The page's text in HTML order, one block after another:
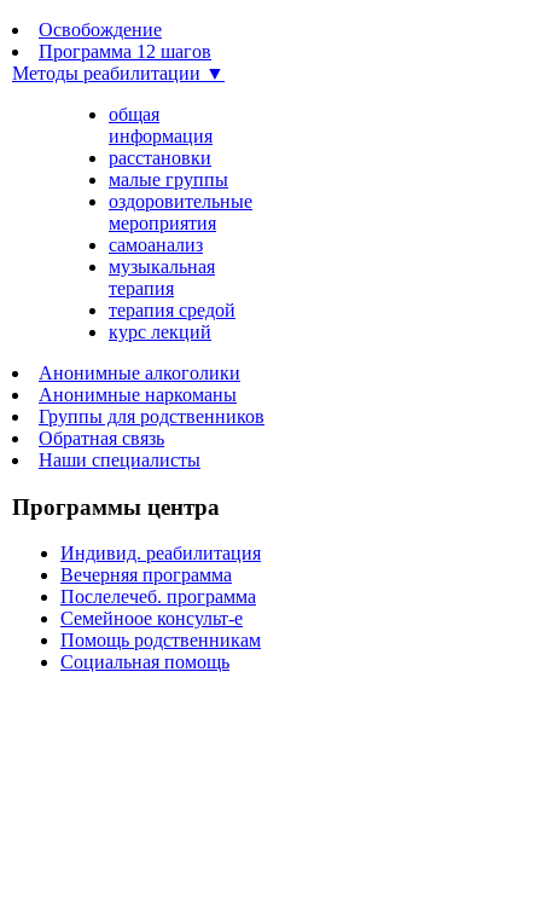
Освобождение
Программа 12 шагов
Методы реабилитации ▼
общая
информация
расстановки
малые группы
оздоровительные
мероприятия
самоанализ
музыкальная
терапия
терапия средой
курс лекций
Анонимные алкоголики
Анонимные наркоманы
Группы для родственников
Обратная связь
Наши специалисты
Программы центра
Индивид. реабилитация
Вечерняя программа
Послелечеб. программа
Семейноое консульт-е
Помощь родственникам
Социальная помощь